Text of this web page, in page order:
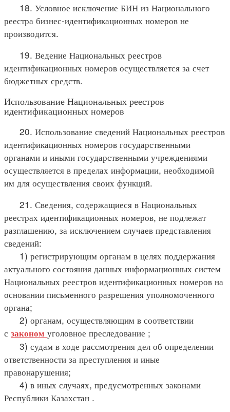
18. Условное исключение БИН из Национального
реестра бизнес-идентификационных номеров не
производится.
19. Ведение Национальных реестров
идентификационных номеров осуществляется за счет
бюджетных средств.
Использование Национальных реестров
идентификационных номеров
20. Использование сведений Национальных реестров
идентификационных номеров государственными
органами и иными государственными учреждениями
осуществляется в пределах информации, необходимой
им для осуществления своих функций.
21. Сведения, содержащиеся в Национальных
реестрах идентификационных номеров, не подлежат
разглашению, за исключением случаев представления
сведений:
1) регистрирующим органам в целях поддержания
актуального состояния данных информационных систем
Национальных реестров идентификационных номеров на
основании письменного разрешения уполномоченного
органа;
2) органам, осуществляющим в соответствии
с законом уголовное преследование ;
3) судам в ходе рассмотрения дел об определении
ответственности за преступления и иные
правонарушения;
4) в иных случаях, предусмотренных законами
Республики Казахстан .